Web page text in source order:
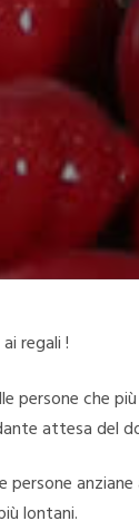
regali !
persone che
attesa del
lontani.